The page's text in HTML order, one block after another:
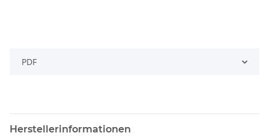
PDF
Herstellerinformationen